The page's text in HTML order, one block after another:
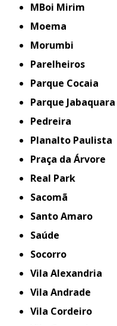
MBoi Mirim
Moema
Morumbi
Parelheiros
Parque Cocaia
Parque Jabaquara
Pedreira
Planalto Paulista
Praça da Árvore
Real Park
Sacomã
Santo Amaro
Saúde
Socorro
Vila Alexandria
Vila Andrade
Vila Cordeiro